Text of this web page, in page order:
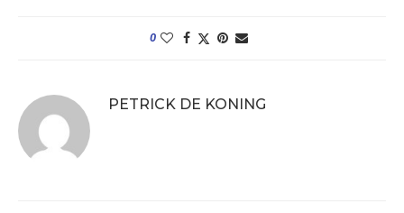
0
PETRICK DE KONING